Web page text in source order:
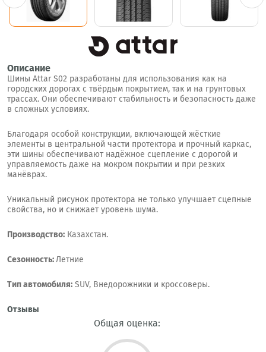
Описание
Шины Attar S02 разработаны для использования как на
городских дорогах с твёрдым покрытием, так и на грунтовых
трассах. Они обеспечивают стабильность и безопасность даже
в сложных условиях.
Благодаря особой конструкции, включающей жёсткие
элементы в центральной части протектора и прочный каркас,
эти шины обеспечивают надёжное сцепление с дорогой и
управляемость даже на мокром покрытии и при резких
манёврах.
Уникальный рисунок протектора не только улучшает сцепные
свойства, но и снижает уровень шума.
Производство: Казахстан.
Сезонность:Летние
Тип автомобиля: SUV, Внедорожники и кроссоверы.
Отзывы
Общая оценка: